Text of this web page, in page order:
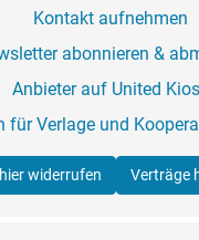
Kontakt aufnehmen
abonnieren &
Anbieter auf United
für Verlage und
widerrufen Verträge